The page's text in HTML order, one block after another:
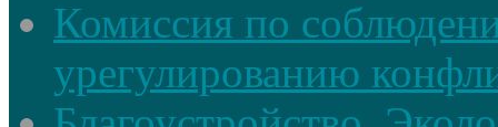
Комиссия по
урегулированию